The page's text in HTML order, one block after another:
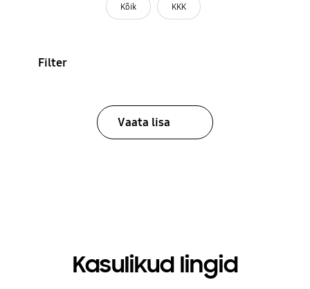
Kõik KKK
Filter
Vaata lisa
Kasulikud lingid